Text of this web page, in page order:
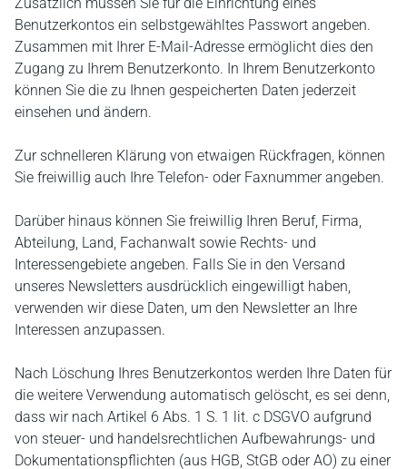
Benutzerkontos ein selbstgewähltes Passwort angeben.
Zusammen mit Ihrer E-Mail-Adresse ermöglicht dies den
Zugang zu Ihrem Benutzerkonto. In Ihrem Benutzerkonto
können Sie die zu Ihnen gespeicherten Daten jederzeit
einsehen und ändern.
Zur schnelleren Klärung von etwaigen Rückfragen, können
Sie freiwillig auch Ihre Telefon- oder Faxnummer angeben.
Darüber hinaus können Sie freiwillig Ihren Beruf, Firma,
Abteilung, Land, Fachanwalt sowie Rechts- und
Interessengebiete angeben. Falls Sie in den Versand
unseres Newsletters ausdrücklich eingewilligt haben,
verwenden wir diese Daten, um den Newsletter an Ihre
Interessen anzupassen.
Nach Löschung Ihres Benutzerkontos werden Ihre Daten für
die weitere Verwendung automatisch gelöscht, es sei denn,
dass wir nach Artikel 6 Abs. 1 S. 1 lit. c DSGVO aufgrund
von steuer- und handelsrechtlichen Aufbewahrungs- und
Dokumentationspflichten (aus HGB, StGB oder AO) zu einer